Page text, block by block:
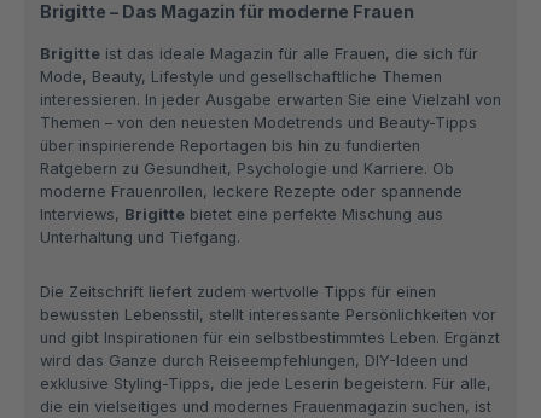
Brigitte – Das Magazin für moderne Frauen
Brigitteist das ideale Magazin für alle Frauen, die sich für
Mode, Beauty, Lifestyle und gesellschaftliche Themen
interessieren. In jeder Ausgabe erwarten Sie eine Vielzahl von
Themen – von den neuesten Modetrends und Beauty-Tipps
über inspirierende Reportagen bis hin zu fundierten
Ratgebern zu Gesundheit, Psychologie und Karriere. Ob
moderne Frauenrollen, leckere Rezepte oder spannende
Interviews, Brigittebietet eine perfekte Mischung aus
Unterhaltung und Tiefgang.
Die Zeitschrift liefert zudem wertvolle Tipps für einen
bewussten Lebensstil, stellt interessante Persönlichkeiten vor
und gibt Inspirationen für ein selbstbestimmtes Leben. Ergänzt
wird das Ganze durch Reiseempfehlungen, DIY-Ideen und
exklusive Styling-Tipps, die jede Leserin begeistern. Für alle,
die ein vielseitiges und modernes Frauenmagazin suchen, ist